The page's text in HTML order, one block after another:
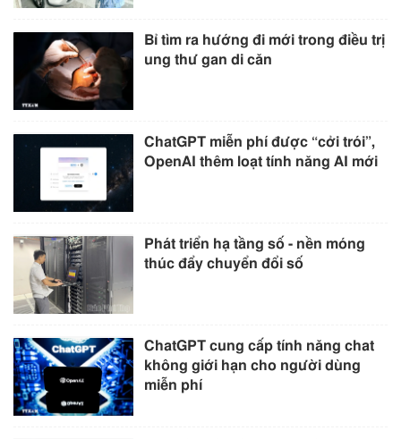
Bỉ tìm ra hướng đi mới trong điều trị
ung thư gan di căn
ChatGPT miễn phí được “cởi trói”,
OpenAI thêm loạt tính năng AI mới
Phát triển hạ tầng số - nền móng
thúc đẩy chuyển đổi số
ChatGPT cung cấp tính năng chat
không giới hạn cho người dùng
miễn phí